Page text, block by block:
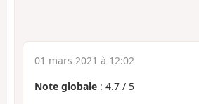
01 mars 2021 à 12:02
Note globale : 4.7 / 5